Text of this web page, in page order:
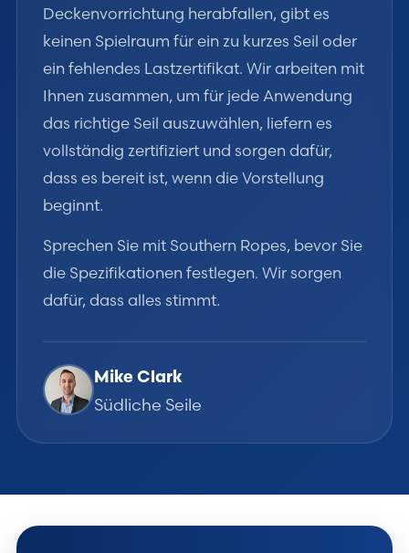
Deckenvorrichtung herabfallen, gibt es
keinen Spielraum für ein zu kurzes Seil oder
ein fehlendes Lastzertifikat. Wir arbeiten mit
Ihnen zusammen, um für jede Anwendung
das richtige Seil auszuwählen, liefern es
vollständig zertifiziert und sorgen dafür,
dass es bereit ist, wenn die Vorstellung
beginnt.
Sprechen Sie mit Southern Ropes, bevor Sie
die Spezifikationen festlegen. Wir sorgen
dafür, dass alles stimmt.
Mike Clark
Südliche Seile